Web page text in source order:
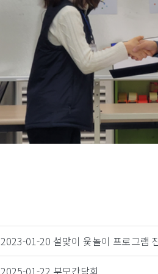
2023-01-20 설맞이 윷놀이 프로그램
2025-01-22 부모간담회